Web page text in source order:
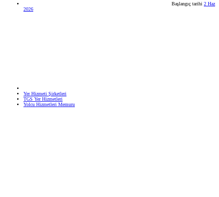
Başlangıç tarihi 2 Haz
2026
Yer Hizmeti Şirketleri
TGS Yer Hizmetleri
Yolcu Hizmetleri Memuru